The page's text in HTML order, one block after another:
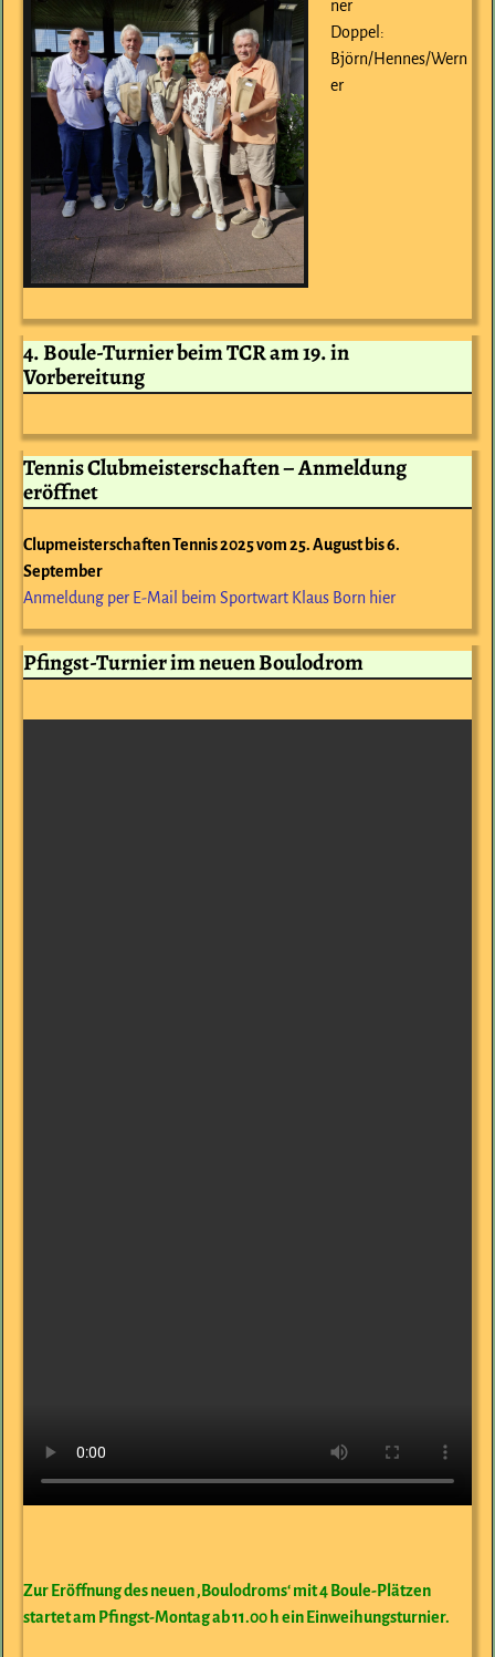
ner
Doppel:
Björn/Hennes/Wern
er
4. Boule-Turnier beim TCR am 19. in
Vorbereitung
Tennis Clubmeisterschaften – Anmeldung
eröffnet
Clupmeisterschaften Tennis 2025 vom 25. August bis 6.
September
Anmeldung per E-Mail beim Sportwart Klaus Born hier
Pfingst-Turnier im neuen Boulodrom
Zur Eröffnung des neuen ‚Boulodroms‘ mit 4 Boule-Plätzen
startet am Pfingst-Montag ab 11.00 h ein Einweihungsturnier.